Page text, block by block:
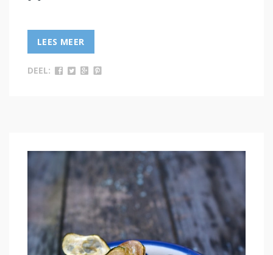
LEES MEER
DEEL: